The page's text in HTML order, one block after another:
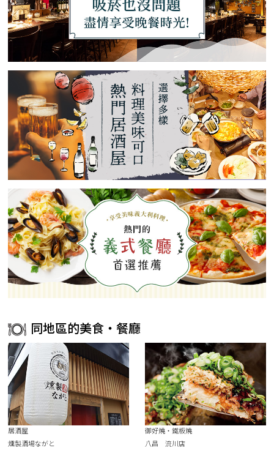
同地區的美食・餐廳
居酒屋
燻製酒場ながと
御好燒・鐵板燒
八昌 流川店